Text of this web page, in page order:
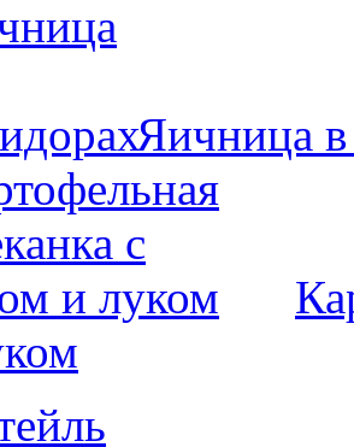
Яичница